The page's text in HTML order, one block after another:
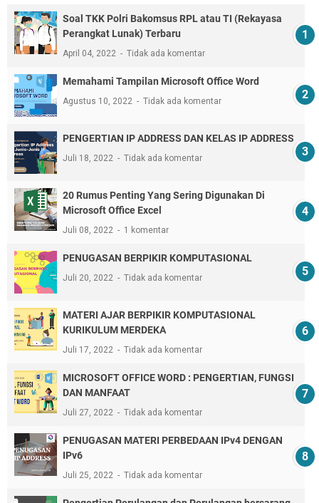
Soal TKK Polri Bakomsus RPL atau TI (Rekayasa
Perangkat Lunak) Terbaru
April 04, 2022 Tidak ada komentar
Memahami Tampilan Microsoft Office Word
Agustus 10, 2022 Tidak ada komentar
PENGERTIAN IP ADDRESS DAN KELAS IP ADDRESS
Juli 18, 2022 Tidak ada komentar
20 Rumus Penting Yang Sering Digunakan Di
Microsoft Office Excel
Juli 08, 2022 1 komentar
PENUGASAN BERPIKIR KOMPUTASIONAL
Juli 20, 2022 Tidak ada komentar
MATERI AJAR BERPIKIR KOMPUTASIONAL
KURIKULUM MERDEKA
Juli 17, 2022 Tidak ada komentar
MICROSOFT OFFICE WORD : PENGERTIAN, FUNGSI
DAN MANFAAT
Juli 27, 2022 Tidak ada komentar
PENUGASAN MATERI PERBEDAAN IPv4 DENGAN
IPv6
Juli 25, 2022 Tidak ada komentar